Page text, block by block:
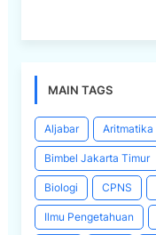
MAIN TAGS
Aljabar Aritmatika
Bimbel Jakarta Timur
Biologi CPNS
Ilmu Pengetahuan